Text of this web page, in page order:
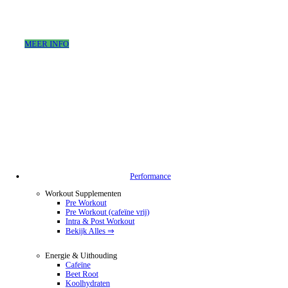
MEER INFO
Performance
Workout Supplementen
Pre Workout
Pre Workout (cafeïne vrij)
Intra & Post Workout
Bekijk Alles ⇒
Energie & Uithouding
Cafeïne
Beet Root
Koolhydraten